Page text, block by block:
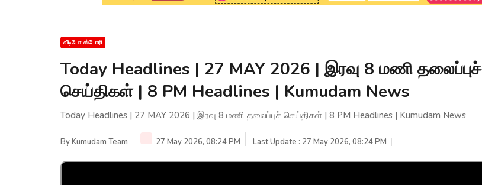
வீடியோ ஸ்டோரி
Today Headlines | 27 MAY 2026 | இரவு 8 மணி தலைப்புச்
செய்திகள் | 8 PM Headlines | Kumudam News
Today Headlines | 27 MAY 2026 | இரவு 8 மணி தலைப்புச் செய்திகள் | 8 PM Headlines | Kumudam News
ByKumudam Team 27 May 2026, 08:24 PM Last Update : 27 May 2026, 08:24 PM